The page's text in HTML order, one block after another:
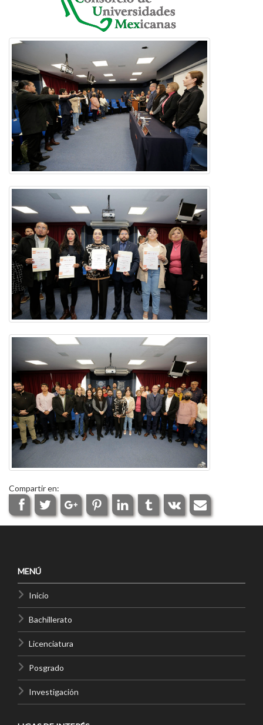
Compartir en:
MENÚ
Inicio
Bachillerato
Licenciatura
Posgrado
Investigación